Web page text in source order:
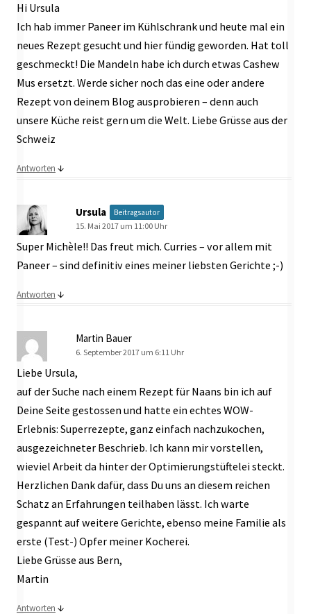
Hi Ursula
Ich hab immer Paneer im Kühlschrank und heute mal ein
neues Rezept gesucht und hier fündig geworden. Hat toll
geschmeckt! Die Mandeln habe ich durch etwas Cashew
Mus ersetzt. Werde sicher noch das eine oder andere
Rezept von deinem Blog ausprobieren – denn auch
unsere Küche reist gern um die Welt. Liebe Grüsse aus der
Schweiz
Antworten ↓
Ursula Beitragsautor
15. Mai 2017 um 11:00 Uhr
Super Michèle!! Das freut mich. Curries – vor allem mit
Paneer – sind definitiv eines meiner liebsten Gerichte ;-)
Antworten ↓
Martin Bauer
6. September 2017 um 6:11 Uhr
Liebe Ursula,
auf der Suche nach einem Rezept für Naans bin ich auf
Deine Seite gestossen und hatte ein echtes WOW-
Erlebnis: Superrezepte, ganz einfach nachzukochen,
ausgezeichneter Beschrieb. Ich kann mir vorstellen,
wieviel Arbeit da hinter der Optimierungstüftelei steckt.
Herzlichen Dank dafür, dass Du uns an diesem reichen
Schatz an Erfahrungen teilhaben lässt. Ich warte
gespannt auf weitere Gerichte, ebenso meine Familie als
erste (Test-) Opfer meiner Kocherei.
Liebe Grüsse aus Bern,
Martin
Antworten ↓